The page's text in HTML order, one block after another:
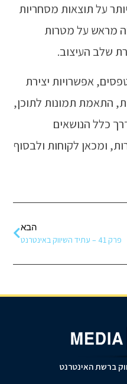
מסחריות
יצירת
לתוכן,
ולבסוף